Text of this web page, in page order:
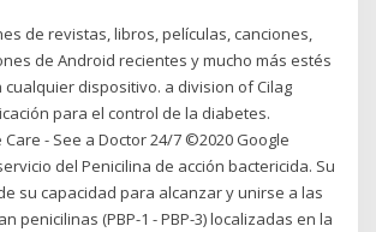
de revistas, libros, películas, canciones,
de Android recientes y mucho más estés
dispositivo. a division of Cilag
para el control de la diabetes.
- See a Doctor 24/7 ©2020 Google
del Penicilina de acción bactericida. Su
su capacidad para alcanzar y unirse a las
penicilinas (PBP-1 - PBP-3) localizadas en la